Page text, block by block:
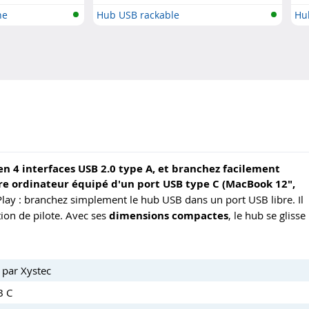
Hub USB rackable
4 interfaces USB 2.0 type A, et branchez facilement
équipé d'un port USB type C (MacBook 12",
: branchez simplement le hub USB dans un port USB libre. Il
de pilote. Avec ses dimensions compactes, le hub se glisse
Xystec
C